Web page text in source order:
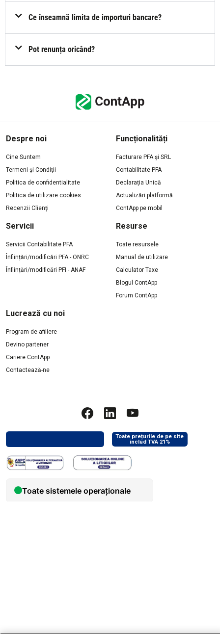
Ce înseamnă limita de importuri bancare?
Pot renunța oricând?
Despre noi
Cine Suntem
Termeni și Condiții
Politica de confidentialitate
Politica de utilizare cookies
Recenzii Clienți
Funcționalități
Facturare PFA și SRL
Contabilitate PFA
Declarația Unică
Actualizări platformă
ContApp pe mobil
Servicii
Servicii Contabilitate PFA
Înființări/modificări PFA - ONRC
Înființări/modificări PFI - ANAF
Resurse
Toate resursele
Manual de utilizare
Calculator Taxe
Blogul ContApp
Forum ContApp
Lucrează cu noi
Program de afiliere
Devino partener
Cariere ContApp
Contactează-ne
Toate prețurile de pe site
includ TVA 21%